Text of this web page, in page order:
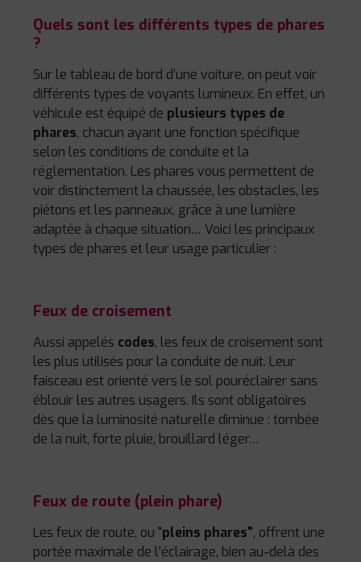
Quels sont les différents types de phares
?
Sur le tableau de bord d’une voiture, on peut voir
différents types de voyants lumineux. En effet, un
véhicule est équipé de plusieurs types de
phares, chacun ayant une fonction spécifique
selon les conditions de conduite et la
réglementation. Les phares vous permettent de
voir distinctement la chaussée, les obstacles, les
piétons et les panneaux, grâce à une lumière
adaptée à chaque situation… Voici les principaux
types de phares et leur usage particulier :
Feux de croisement
Aussi appelés codes, les feux de croisement sont
les plus utilisés pour la conduite de nuit. Leur
faisceau est orienté vers le sol pouréclairer sans
éblouir les autres usagers. Ils sont obligatoires
dès que la luminosité naturelle diminue : tombée
de la nuit, forte pluie, brouillard léger…
Feux de route (plein phare)
Les feux de route, ou "pleins phares", offrent une
portée maximale de l’éclairage, bien au-delà des